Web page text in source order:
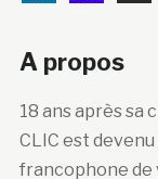
A propos
18 ans après sa
CLIC est
francophone de